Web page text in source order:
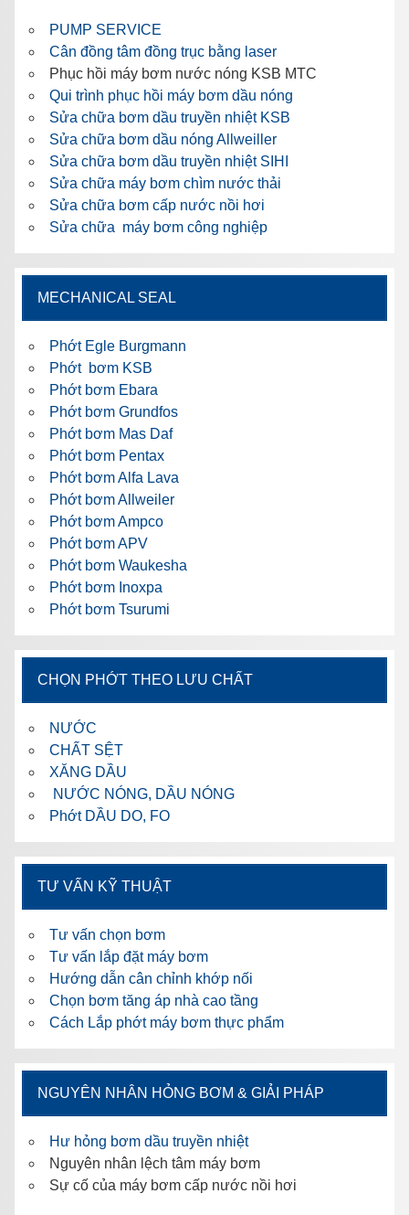
PUMP SERVICE
Cân đồng tâm đồng trục bằng laser
Phục hồi máy bơm nước nóng KSB MTC
Qui trình phục hồi máy bơm dầu nóng
Sửa chữa bơm dầu truyền nhiệt KSB
Sửa chữa bơm dầu nóng Allweiller
Sửa chữa bơm dầu truyền nhiệt SIHI
Sửa chữa máy bơm chìm nước thải
Sửa chữa bơm cấp nước nồi hơi
Sửa chữa máy bơm công nghiệp
MECHANICAL SEAL
Phớt Egle Burgmann
Phớt bơm KSB
Phớt bơm Ebara
Phớt bơm Grundfos
Phớt bơm Mas Daf
Phớt bơm Pentax
Phớt bơm Alfa Lava
Phớt bơm Allweiler
Phớt bơm Ampco
Phớt bơm APV
Phớt bơm Waukesha
Phớt bơm Inoxpa
Phớt bơm Tsurumi
CHỌN PHỚT THEO LƯU CHẤT
NƯỚC
CHẤT SỆT
XĂNG DẦU
NƯỚC NÓNG, DẦU NÓNG
Phớt DẦU DO, FO
TƯ VẤN KỸ THUẬT
Tư vấn chọn bơm
Tư vấn lắp đặt máy bơm
Hướng dẫn cân chỉnh khớp nối
Chọn bơm tăng áp nhà cao tầng
Cách Lắp phớt máy bơm thực phẩm
NGUYÊN NHÂN HỎNG BƠM & GIẢI PHÁP
Hư hỏng bơm dầu truyền nhiệt
Nguyên nhân lệch tâm máy bơm
Sự cố của máy bơm cấp nước nồi hơi